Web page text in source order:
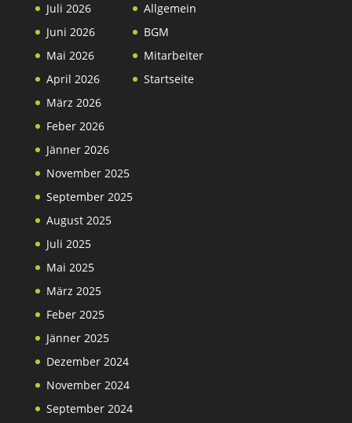
Juli 2026
Juni 2026
Mai 2026
April 2026
März 2026
Feber 2026
Jänner 2026
November 2025
September 2025
August 2025
Juli 2025
Mai 2025
März 2025
Feber 2025
Jänner 2025
Dezember 2024
November 2024
September 2024
Allgemein
BGM
Mitarbeiter
Startseite